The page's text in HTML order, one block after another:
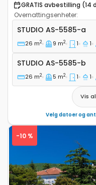
GRATIS avbestilling
Overnattingsenheter:
Leilighet studio
STUDIO AS-5585-a
26 m2 9 m2 1 1
Studio AS-5585-b
STUDIO AS-5585-b
26 m2 5 m2 1 1
Vis
Velg datoer og
-10 %